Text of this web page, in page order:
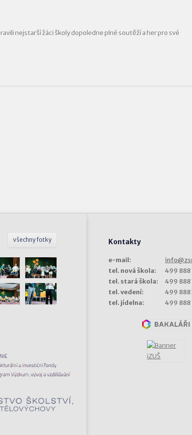
nejstarší žáci školy dopoledne plné soutěží a her pro své
všechny fotky Kontakty
e-mail:
tel. nová škola:
499 888
tel. stará škola:
499 888
tel. vedení:
499 888
tel. jídelna:
499 888